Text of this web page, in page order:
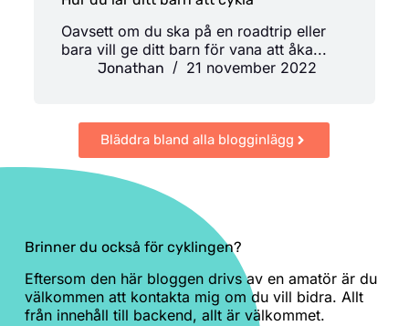
Oavsett om du ska på en roadtrip eller
bara vill ge ditt barn för vana att åka...
Jonathan 21 november 2022
Bläddra bland alla blogginlägg
Brinner du också för cyklingen?
Eftersom den här bloggen drivs av en amatör är du
välkommen att kontakta mig om du vill bidra. Allt
från innehåll till backend, allt är välkommet.